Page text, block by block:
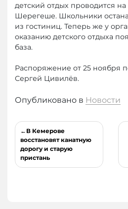
детский отдых проводится
Шерегеше. Школьники
из гостиниц. Теперь же у
оказанию детского отдыха
база.
Распоряжение от 25 ноября
Сергей Цивилёв.
Опубликовано в Новости
Навигация
по
записям
В Кемерове
восстановят канатную
дорогу и старую
пристань